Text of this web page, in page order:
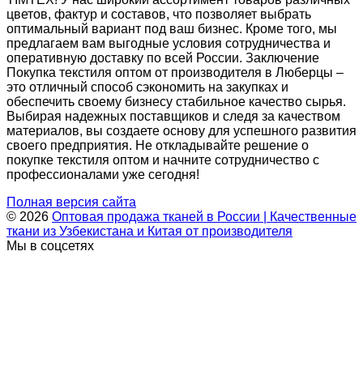
цветов, фактур и составов, что позволяет выбрать
оптимальный вариант под ваш бизнес. Кроме того, мы
предлагаем вам выгодные условия сотрудничества и
оперативную доставку по всей России. Заключение
Покупка текстиля оптом от производителя в Люберцы –
это отличный способ сэкономить на закупках и
обеспечить своему бизнесу стабильное качество сырья.
Выбирая надежных поставщиков и следя за качеством
материалов, вы создаете основу для успешного развития
своего предприятия. Не откладывайте решение о
покупке текстиля оптом и начните сотрудничество с
профессионалами уже сегодня!
Полная версия сайта
© 2026 Оптовая продажа тканей в России | Качественные
ткани из Узбекистана и Китая от производителя
Мы в соцсетях